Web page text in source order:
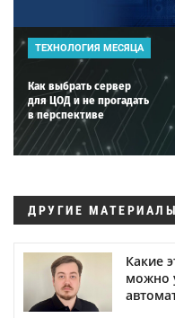
ТЕХНОЛОГИЯ МЕСЯЦА
Как выбрать сервер
для ЦОД и не прогадать
в перспективе
ДРУГИЕ
Какие
можно